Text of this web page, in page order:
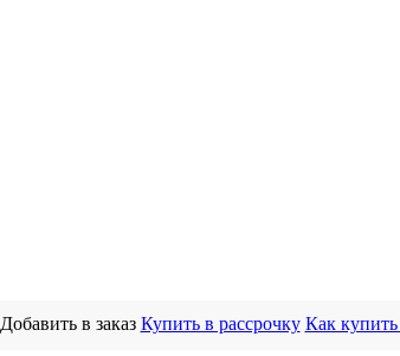
Добавить в заказ Купить в рассрочку Как купить